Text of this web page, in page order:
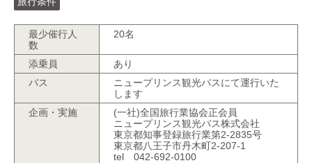
最少催行人
数
20名
添乗員
あり
バス
ニュープリンス観光バスにて運行いた
します
企画・実施
(一社)全国旅行業協会正会員
ニュープリンス観光バス株式会社
東京都知事登録旅行業第2-2835号
東京都八王子市丹木町2-207-1
tel 042-692-0100